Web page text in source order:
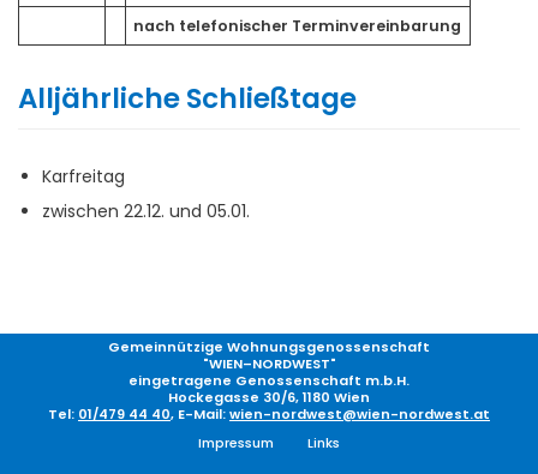
nach tele­fo­ni­scher Terminvereinbarung
Alljährliche Schließtage
Kar­frei­tag
zwi­schen 22.12. und 05.01.
Gemeinnützige Wohnungsgenossenschaft
"WIEN–NORDWEST"
eingetragene Genossenschaft m.b.H.
Hockegasse 30/6, 1180 Wien
Tel: 01/479 44 40, E-Mail:wien-nordwest@wien-nordwest.at
Impressum
Links